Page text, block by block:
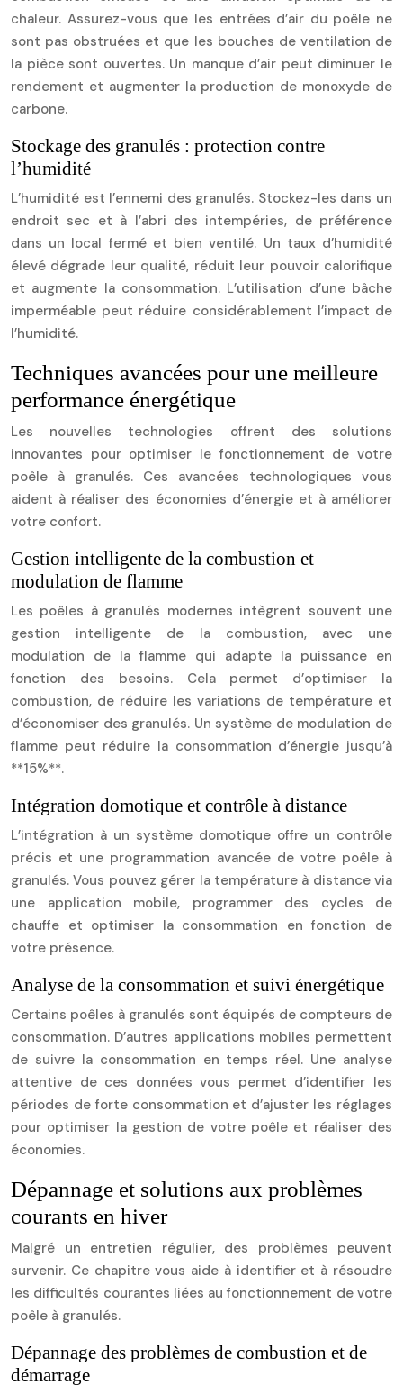
chaleur. Assurez-vous que les entrées d’air du poêle ne
sont pas obstruées et que les bouches de ventilation de
la pièce sont ouvertes. Un manque d’air peut diminuer le
rendement et augmenter la production de monoxyde de
carbone.
Stockage des granulés : protection contre
l’humidité
L’humidité est l’ennemi des granulés. Stockez-les dans un
endroit sec et à l’abri des intempéries, de préférence
dans un local fermé et bien ventilé. Un taux d’humidité
élevé dégrade leur qualité, réduit leur pouvoir calorifique
et augmente la consommation. L’utilisation d’une bâche
imperméable peut réduire considérablement l’impact de
l’humidité.
Techniques avancées pour une meilleure
performance énergétique
Les nouvelles technologies offrent des solutions
innovantes pour optimiser le fonctionnement de votre
poêle à granulés. Ces avancées technologiques vous
aident à réaliser des économies d’énergie et à améliorer
votre confort.
Gestion intelligente de la combustion et
modulation de flamme
Les poêles à granulés modernes intègrent souvent une
gestion intelligente de la combustion, avec une
modulation de la flamme qui adapte la puissance en
fonction des besoins. Cela permet d’optimiser la
combustion, de réduire les variations de température et
d’économiser des granulés. Un système de modulation de
flamme peut réduire la consommation d’énergie jusqu’à
**15%**.
Intégration domotique et contrôle à distance
L’intégration à un système domotique offre un contrôle
précis et une programmation avancée de votre poêle à
granulés. Vous pouvez gérer la température à distance via
une application mobile, programmer des cycles de
chauffe et optimiser la consommation en fonction de
votre présence.
Analyse de la consommation et suivi énergétique
Certains poêles à granulés sont équipés de compteurs de
consommation. D’autres applications mobiles permettent
de suivre la consommation en temps réel. Une analyse
attentive de ces données vous permet d’identifier les
périodes de forte consommation et d’ajuster les réglages
pour optimiser la gestion de votre poêle et réaliser des
économies.
Dépannage et solutions aux problèmes
courants en hiver
Malgré un entretien régulier, des problèmes peuvent
survenir. Ce chapitre vous aide à identifier et à résoudre
les difficultés courantes liées au fonctionnement de votre
poêle à granulés.
Dépannage des problèmes de combustion et de
démarrage